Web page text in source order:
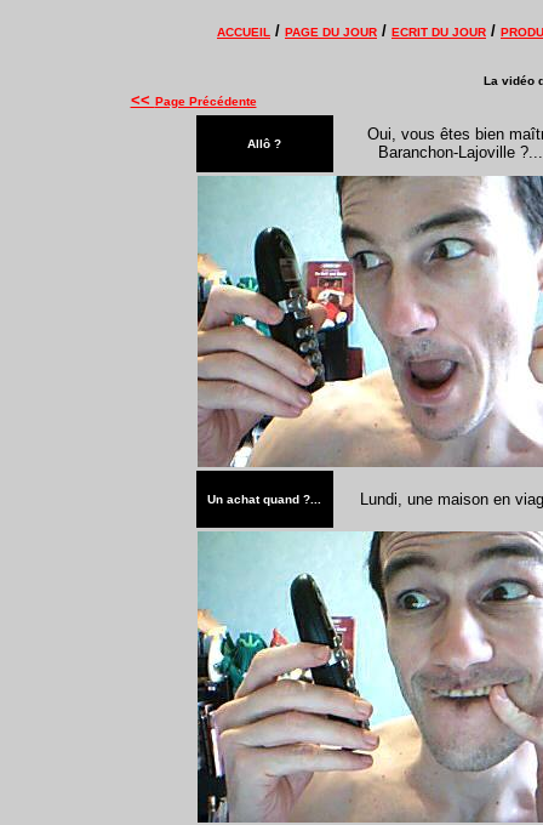
ACCUEIL / PAGE DU JOUR / ECRIT DU JOUR /
La vidéo
<< Page Précédente
Allô ?
Oui, vous êtes bien
Baranchon-Lajoville ?...
Un achat quand ?... Lundi, une maison en